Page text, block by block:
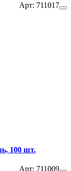
Арт: 711017
100 шт.
Арт: 711009